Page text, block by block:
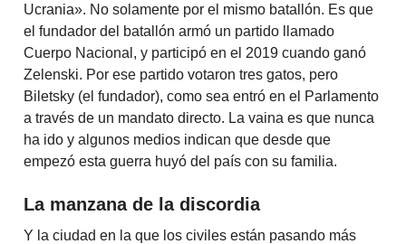
Ucrania». No solamente por el mismo batallón. Es que
el fundador del batallón armó un partido llamado
Cuerpo Nacional, y participó en el 2019 cuando ganó
Zelenski. Por ese partido votaron tres gatos, pero
Biletsky (el fundador), como sea entró en el Parlamento
a través de un mandato directo. La vaina es que nunca
ha ido y algunos medios indican que desde que
empezó esta guerra huyó del país con su familia.
La manzana de la discordia
Y la ciudad en la que los civiles están pasando más